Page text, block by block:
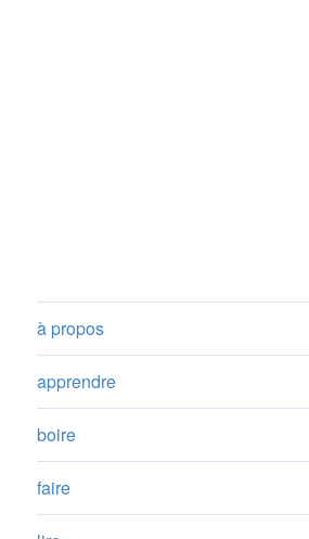
à propos
apprendre
boire
faire